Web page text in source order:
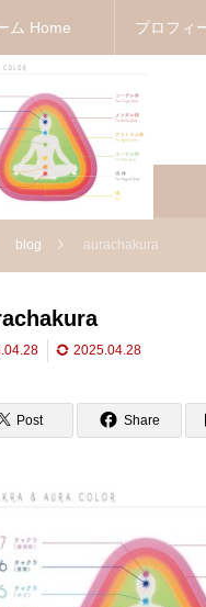
ム Home プロフィ
blog aurachakura
2025.04.28
Post Share